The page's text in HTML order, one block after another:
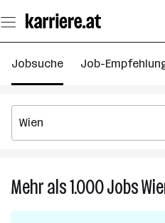
Seiteninhalt
springen
Jobsuche Job-
Mehr als 1.000Jobs